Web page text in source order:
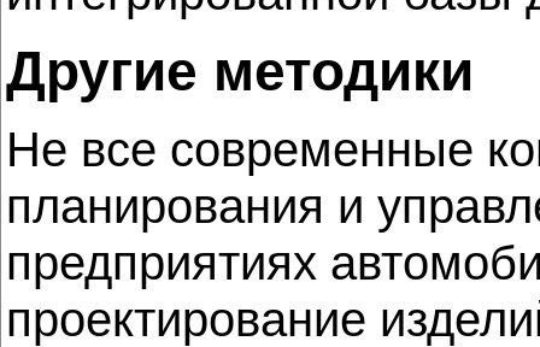
Другие методики
Не все современные
планирования и
предприятиях
проектирование